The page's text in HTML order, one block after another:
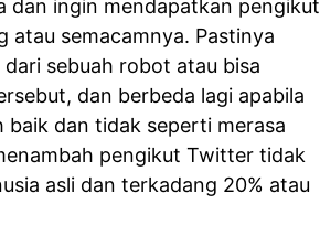
dan ingin mendapatkan pengikut
atau semacamnya. Pastinya
sebuah robot atau bisa
dan berbeda lagi apabila
dan tidak seperti merasa
pengikut Twitter tidak
asli dan terkadang 20% atau